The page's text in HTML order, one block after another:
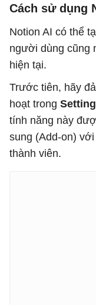
Cách sử dụng
Notion AI có thể
người dùng cũng
hiện tại.
Trước tiên, hãy
hoạt trong
tính năng này
sung (Add-on)
thành viên.